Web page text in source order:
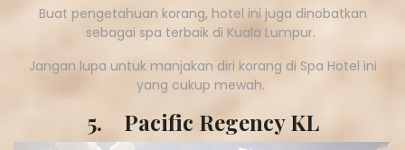
Buat pengetahuan korang, hotel ini juga dinobatkan
sebagai spa terbaik di Kuala Lumpur.
Jangan lupa untuk manjakan diri korang di Spa Hotel ini
yang cukup mewah.
5. Pacific Regency KL